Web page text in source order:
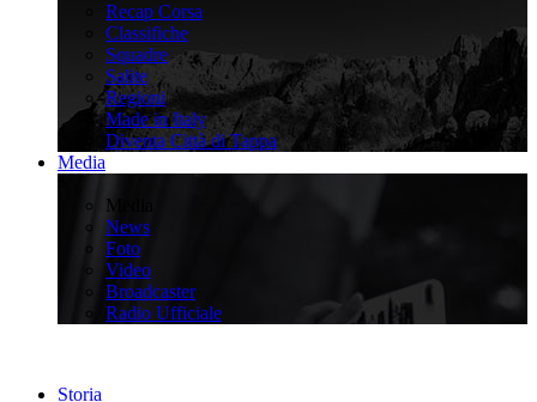
Recap Corsa
Classifiche
Squadre
Salite
Regioni
Made in Italy
Diventa Città di Tappa
Media
Media
News
Foto
Video
Broadcaster
Radio Ufficiale
Storia